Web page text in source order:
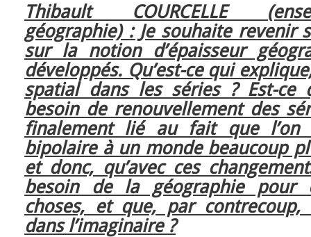
Thibault COURCELLE
géographie) : Je souhaite
sur la notion d’épaisseur
développés. Qu’est-ce qui
spatial dans les séries ? Est-ce
besoin de renouvellement des
finalement lié au fait que l’on
bipolaire à un monde beaucoup
et donc, qu’avec ces
besoin de la géographie pour
choses, et que, par contrecoup,
dans l’imaginaire ?